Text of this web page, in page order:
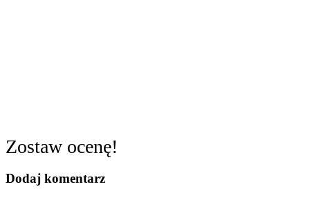
Zostaw ocenę!
Dodaj komentarz